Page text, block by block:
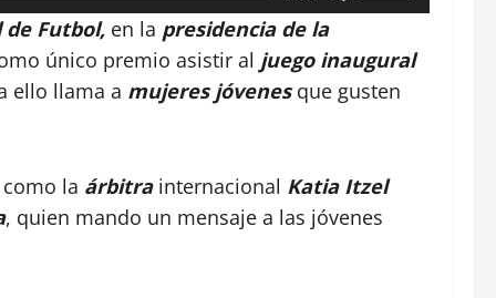
las
de
aumentar
o
Futbol, en la presidencia de la
único premio asistir al juego inaugural
ello llama a mujeres jóvenesque gusten
la árbitra internacional Katia Itzel
, quien mando un mensaje a las jóvenes